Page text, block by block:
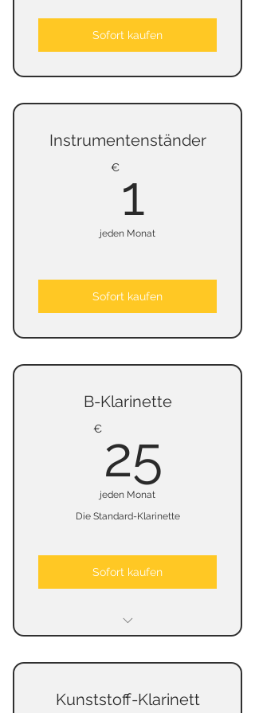
Sofort kaufen
Instrumentenständer
€ 1
jeden Monat
Sofort kaufen
B-Klarinette
€ 25
jeden Monat
Die Standard-Klarinette
Sofort kaufen
Kunststoff-Klarinett